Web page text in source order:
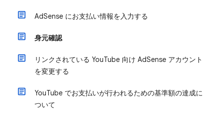
AdSense にお支払い情報を入力する
身元確認
リンクされている YouTube 向け AdSense アカウント
を変更する
YouTube でお支払いが行われるための基準額の達成に
ついて